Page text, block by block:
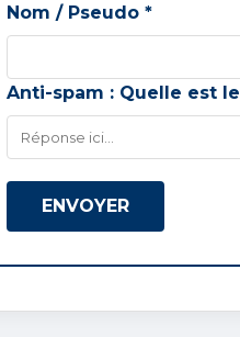
Nom / Pseudo *
Anti-spam : Quelle est le
ENVOYER